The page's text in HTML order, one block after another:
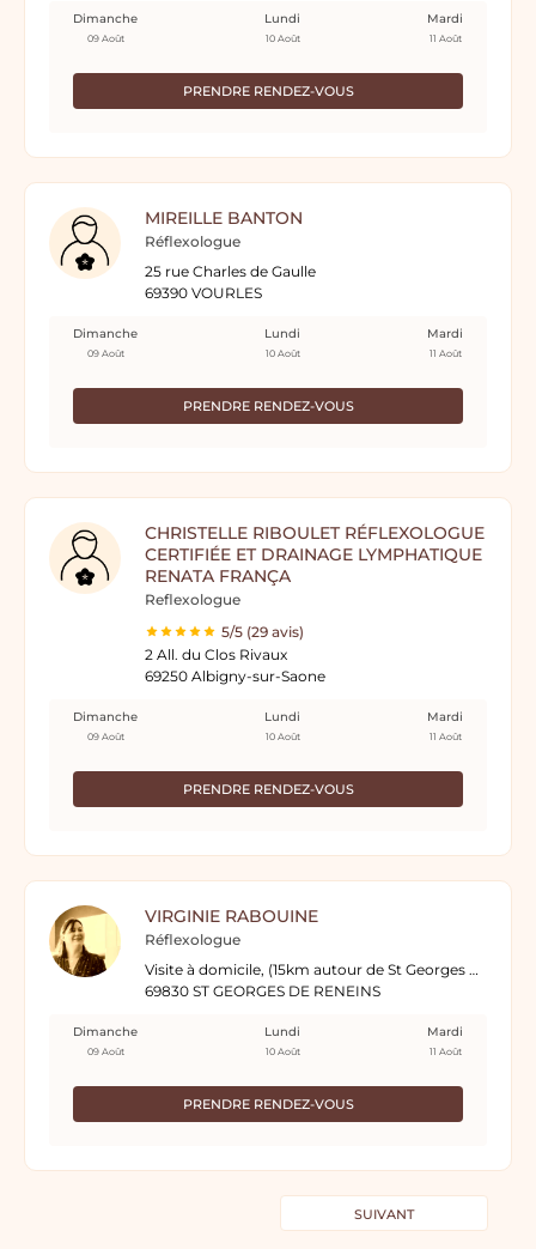
PRENDRE RENDEZ-VOUS
Dimanche
09 Août
Lundi
10 Août
Mardi
11 Août
MIREILLE BANTON
Réflexologue
25 rue Charles de Gaulle
69390 VOURLES
PRENDRE RENDEZ-VOUS
Dimanche
09 Août
Lundi
10 Août
Mardi
11 Août
CHRISTELLE RIBOULET RÉFLEXOLOGUE
CERTIFIÉE ET DRAINAGE LYMPHATIQUE
RENATA FRANÇA
Reflexologue
5/5 (29 avis)
2 All. du Clos Rivaux
69250 Albigny-sur-Saone
PRENDRE RENDEZ-VOUS
Dimanche
09 Août
Lundi
10 Août
Mardi
11 Août
VIRGINIE RABOUINE
Réflexologue
Visite à domicile, (15km autour de St Georges de Reneins)
69830 ST GEORGES DE RENEINS
PRENDRE RENDEZ-VOUS
Dimanche
09 Août
Lundi
10 Août
Mardi
11 Août
SUIVANT